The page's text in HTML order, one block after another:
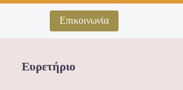
Επικοινωνία
Ευρετήριο